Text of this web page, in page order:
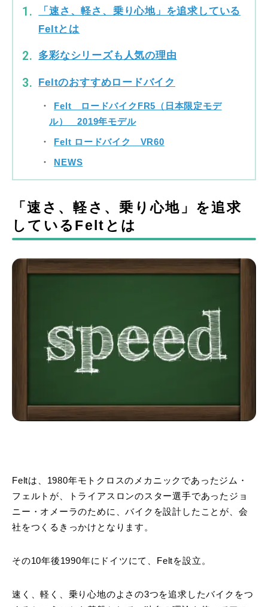
「速さ、軽さ、乗り心地」を追求している
Feltとは
多彩なシリーズも人気の理由
Feltのおすすめロードバイク
Felt ロードバイクFR5（日本限定モデ
ル） 2019年モデル
Felt ロードバイク VR60
NEWS
「速さ、軽さ、乗り心地」を追求
しているFeltとは
Feltは、1980年モトクロスのメカニックであったジム・
フェルトが、トライアスロンのスター選手であったジョ
ニー・オメーラのために、バイクを設計したことが、会
社をつくるきっかけとなります。
その10年後1990年にドイツにて、Feltを設立。
速く、軽く、乗り心地のよさの3つを追求したバイクをつ